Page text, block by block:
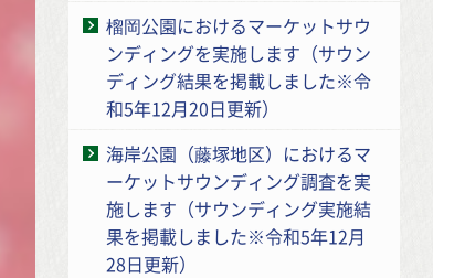
榴岡公園におけるマーケットサウ
ンディングを実施します（サウン
ディング結果を掲載しました※令
和5年12月20日更新）
海岸公園（藤塚地区）におけるマ
ーケットサウンディング調査を実
施します（サウンディング実施結
果を掲載しました※令和5年12月
28日更新）